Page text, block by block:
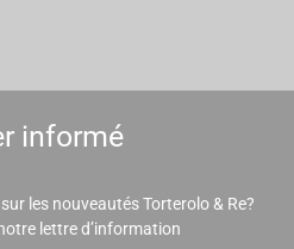
informé
les nouveautés Torterolo & Re?
lettre d’information